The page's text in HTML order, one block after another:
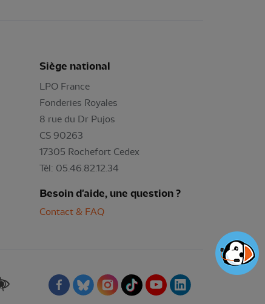
Siège national
LPO France
Fonderies Royales
8 rue du Dr Pujos
CS 90263
17305 Rochefort Cedex
Tél: 05.46.82.12.34
Besoin d'aide, une question ?
Contact & FAQ
Renforcer les contrastes